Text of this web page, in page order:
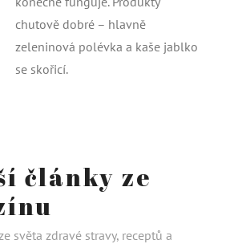
chutově dobré – hlavně
zeleninová polévka a kaše jablko
se skořicí.
články ze
světa zdravé stravy, receptů a